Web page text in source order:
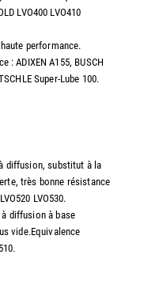
LVO400 LVO410
performance.
: ADIXEN A155, BUSCH
Super-Lube 100.
diffusion, substitut à la
très bonne résistance
LVO530.
diffusion à base
vide.Equivalence